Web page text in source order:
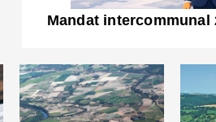
Mandat intercommunal